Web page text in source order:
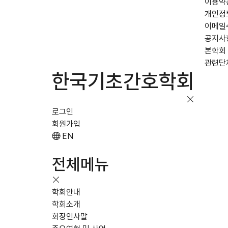
개인정
이메일
공지사
본학회
관련단
한국기초간호학회
로그인
회원가입
EN
전체메뉴
학회안내
학회소개
회장인사말